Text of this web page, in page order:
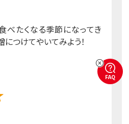
べたくなる季節になってき
つけてやいてみよう！
FAQ